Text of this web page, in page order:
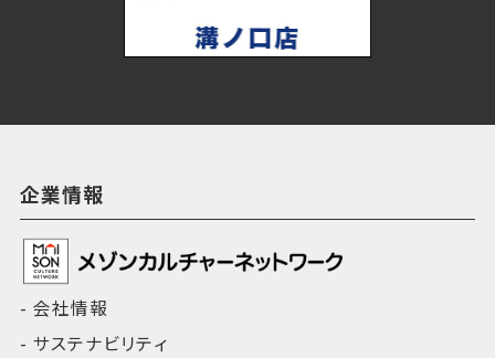
企業情報
会社情報
サステナビリティ